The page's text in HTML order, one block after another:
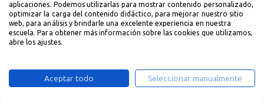
aplicaciones. Podemos utilizarlas para mostrar contenido personalizado,
optimizar la carga del contenido didáctico, para mejorar nuestro sitio
web, para análisis y brindarle una excelente experiencia en nuestra
escuela. Para obtener más información sobre las cookies que utilizamos,
abre los ajustes.
Aceptar todo Seleccionar manualmente